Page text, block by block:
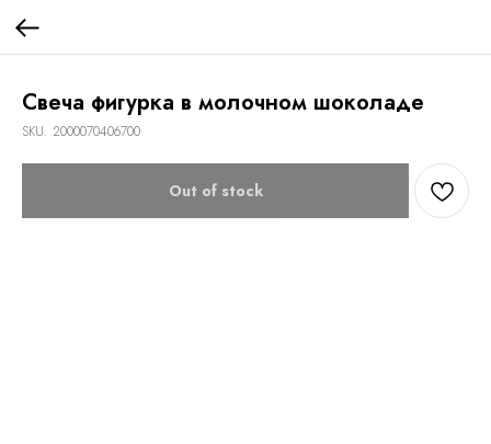
Свеча фигурка в молочном шоколаде
SKU: 2000070406700
Out of stock